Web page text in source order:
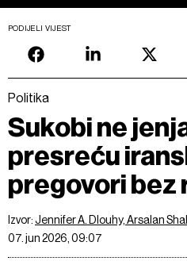
PODIJELI VIJEST
Politika
Sukobi ne
presreću
pregovori bez
Izvor:Jennifer A. Dlouhy, Arsalan
07. jun 2026, 09:07